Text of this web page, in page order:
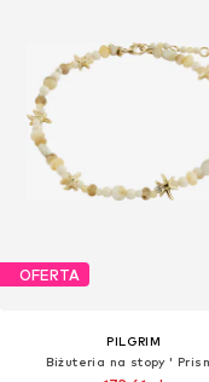
OFERTA
PILGRIM
Biżuteria na stopy '